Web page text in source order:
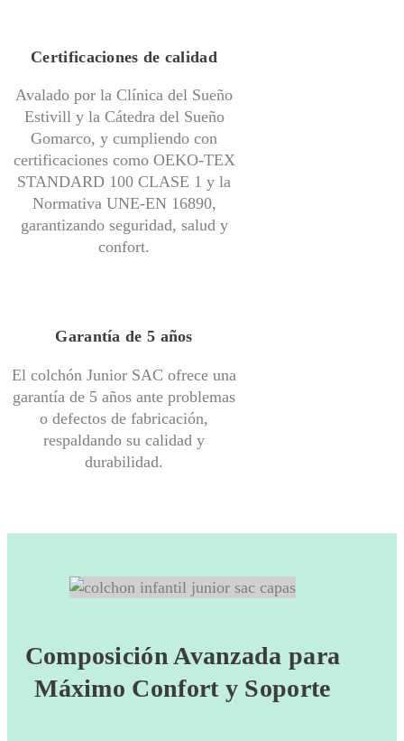
Certificaciones de calidad
Avalado por la Clínica del Sueño
Estivill y la Cátedra del Sueño
Gomarco, y cumpliendo con
certificaciones como OEKO-TEX
STANDARD 100 CLASE 1 y la
Normativa UNE-EN 16890,
garantizando seguridad, salud y
confort.
Garantía de 5 años
El colchón Junior SAC ofrece una
garantía de 5 años ante problemas
o defectos de fabricación,
respaldando su calidad y
durabilidad.
Composición Avanzada para
Máximo Confort y Soporte